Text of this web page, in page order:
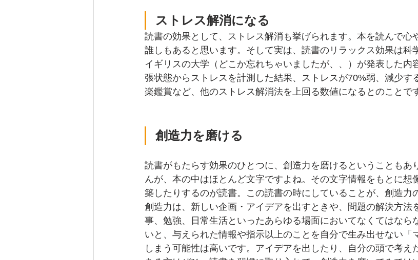
ストレス解消になる
読書の効果として、ストレス解消も挙げられます。本を読んで心
誰しもあると思います。そして実は、読書のリラックス効果は科
イギリスの大学（どこか忘れちゃいましたが、、）が発表した内
張状態からストレスを計測した結果、ストレスが70%弱、減少す
楽鑑賞など、他のストレス解消法を上回る数値になるとのことで
創造力を磨ける
読書がもたらす効果のひとつに、創造力を磨けるということもあ
んが、本の中はほとんど文字ですよね。その文字情報をもとに想
築したりするのが読書。この読書の時にしていることが、創造力
創造力は、新しい企画・アイデアを出すときや、問題の解決方法
事、勉強、日常生活といったあらゆる場面においてなくてはなら
いと、与えられた情報や指示以上のことを自分で生み出せない「
しまう可能性は高いです。アイデアを出したり、自分の頭で考え